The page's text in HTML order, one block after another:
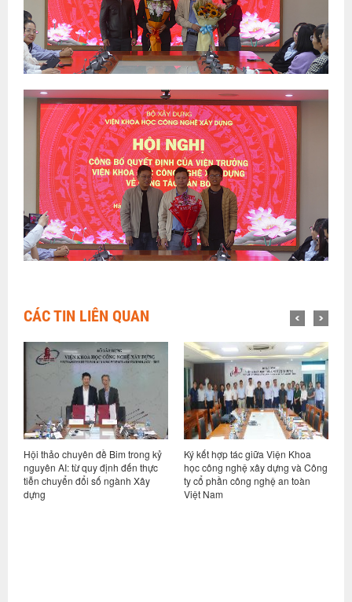
CÁC TIN LIÊN QUAN
Ký kết hợp tác giữa Viện Khoa
học công nghệ xây dựng và Công
ty cổ phần công nghệ an toàn
Việt Nam
Hội nghị sơ kết thực hiện nhiệm
vụ 6 tháng đầu năm và triển khai
nhiệm vụ kế hoạch các tháng
cuối năm 2026